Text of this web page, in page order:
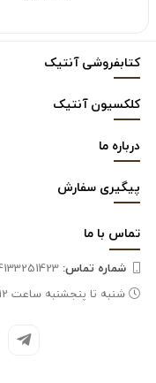
کتابفروشی آنتیک
کلکسیون آنتیک
درباره ما
پیگیری سفارش
تماس با ما
شماره تماس‌:
شنبه تا پنجشنبه ساعت 12 ظهر الی 20.30 پاسخگوی شما هستیم